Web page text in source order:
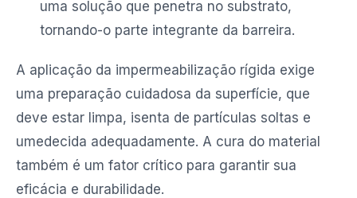
uma solução que penetra no substrato,
tornando-o parte integrante da barreira.
A aplicação da impermeabilização rígida exige
uma preparação cuidadosa da superfície, que
deve estar limpa, isenta de partículas soltas e
umedecida adequadamente. A cura do material
também é um fator crítico para garantir sua
eficácia e durabilidade.